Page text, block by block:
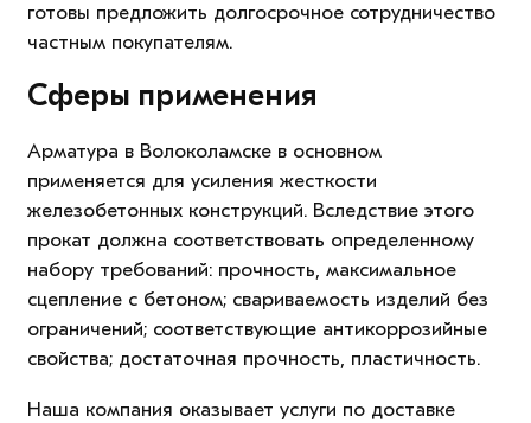
готовы предложить долгосрочное сотрудничество
частным покупателям.
Сферы применения
Арматура в Волоколамске в основном
применяется для усиления жесткости
железобетонных конструкций. Вследствие этого
прокат должна соответствовать определенному
набору требований: прочность, максимальное
сцепление с бетоном; свариваемость изделий без
ограничений; соответствующие антикоррозийные
свойства; достаточная прочность, пластичность.
Наша компания оказывает услуги по доставке